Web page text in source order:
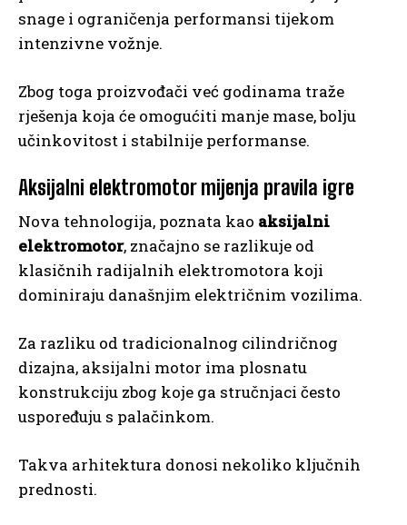
snage i ograničenja performansi tijekom
intenzivne vožnje.
Zbog toga proizvođači već godinama traže
rješenja koja će omogućiti manje mase, bolju
učinkovitost i stabilnije performanse.
Aksijalni elektromotor mijenja pravila igre
Nova tehnologija, poznata kao aksijalni
elektromotor, značajno se razlikuje od
klasičnih radijalnih elektromotora koji
dominiraju današnjim električnim vozilima.
Za razliku od tradicionalnog cilindričnog
dizajna, aksijalni motor ima plosnatu
konstrukciju zbog koje ga stručnjaci često
uspoređuju s palačinkom.
Takva arhitektura donosi nekoliko ključnih
prednosti.